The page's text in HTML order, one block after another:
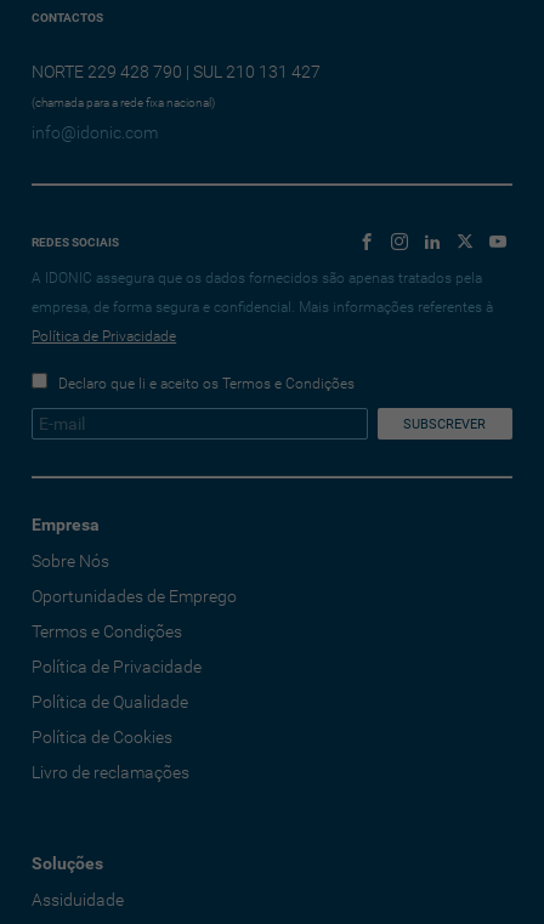
CONTACTOS
NORTE 229 428 790 | SUL 210 131 427
(chamada para a rede fixa nacional)
info@idonic.com
REDES SOCIAIS
A IDONIC assegura que os dados fornecidos são apenas tratados pela
empresa, de forma segura e confidencial. Mais informações referentes à
Política de Privacidade
Declaro que li e aceito os Termos e Condições
Empresa
Sobre Nós
Oportunidades de Emprego
Termos e Condições
Política de Privacidade
Política de Qualidade
Política de Cookies
Livro de reclamações
Soluções
Assiduidade